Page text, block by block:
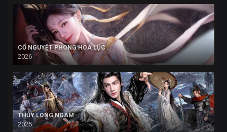
CỔ NGUYỆT PHONG HOA LỤC
2026
THỦY LONG NGÂM
2025